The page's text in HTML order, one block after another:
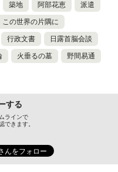
築地 阿部花恵 派遣
この世界の片隅に
行政文書 日露首脳会談
火垂るの墓 野間易通
する
ラインで
できます。